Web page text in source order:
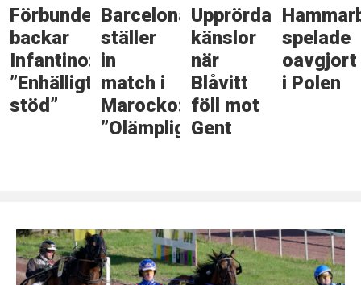
Förbundet
backar
Infantino:
”Enhälligt
stöd”
Barcelona
ställer
in
match i
Marocko:
”Olämpligt”
Upprörda
känslor
när
Blåvitt
föll mot
Gent
spelade
oavgjort
i Polen